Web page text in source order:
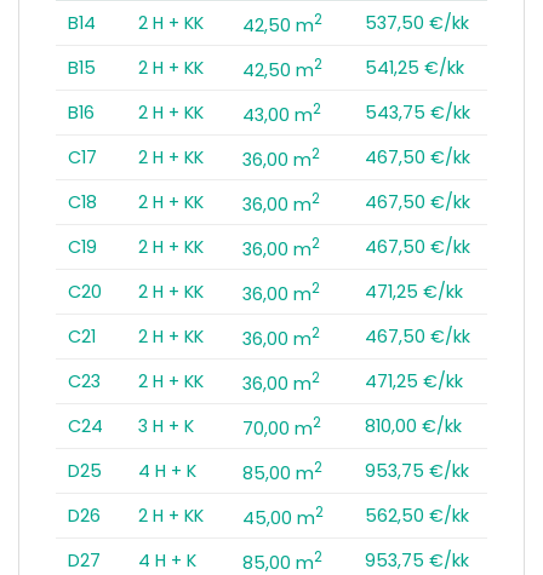
B14
2 H + KK 42,50 m2
537,50 €/kk
B15
2 H + KK 42,50 m2
541,25 €/kk
B16
2 H + KK 43,00 m2
543,75 €/kk
C17
2 H + KK 36,00 m2
467,50 €/kk
C18
2 H + KK 36,00 m2
467,50 €/kk
C19
2 H + KK 36,00 m2
467,50 €/kk
C20
2 H + KK 36,00 m2
471,25 €/kk
C21
2 H + KK 36,00 m2
467,50 €/kk
C23
2 H + KK 36,00 m2
471,25 €/kk
C24
3 H + K 70,00 m2
810,00 €/kk
D25
4 H + K 85,00 m2
953,75 €/kk
D26
2 H + KK 45,00 m2
562,50 €/kk
D27
4 H + K 85,00 m2 953,75 €/kk